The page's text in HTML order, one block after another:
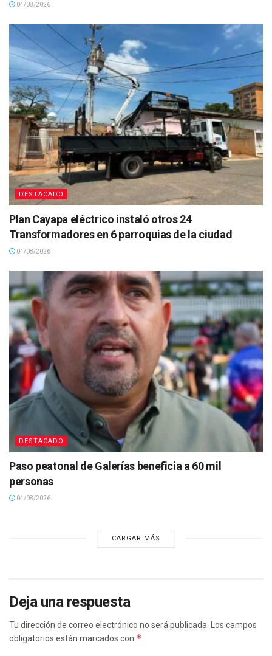
04/08/2026
DESTACADO
Plan Cayapa eléctrico instaló otros 24
Transformadores en 6 parroquias de la ciudad
04/08/2026
DESTACADO
Paso peatonal de Galerías beneficia a 60 mil
personas
04/08/2026
CARGAR MÁS
Deja una respuesta
Tu dirección de correo electrónico no será publicada.
Los campos
obligatorios están marcados con *